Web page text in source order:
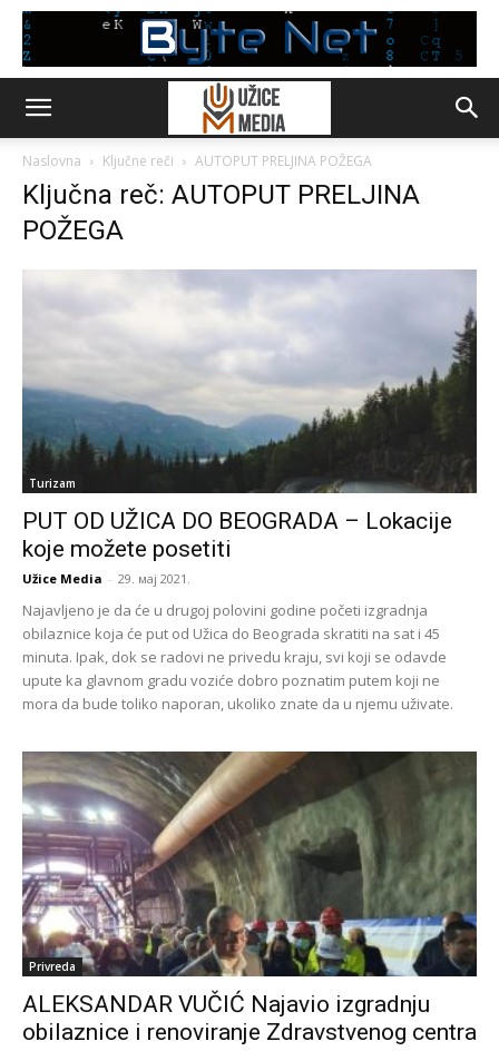
Naslovna Ključne reči AUTOPUT PRELJINA POŽEGA
Ključna reč: AUTOPUT PRELJINA
POŽEGA
Turizam
PUT OD UŽICA DO BEOGRADA – Lokacije
koje možete posetiti
Užice Media - 29. мај 2021.
Najavljeno je da će u drugoj polovini godine početi izgradnja
obilaznice koja će put od Užica do Beograda skratiti na sat i 45
minuta. Ipak, dok se radovi ne privedu kraju, svi koji se odavde
upute ka glavnom gradu voziće dobro poznatim putem koji ne
mora da bude toliko naporan, ukoliko znate da u njemu uživate.
Privreda
ALEKSANDAR VUČIĆ Najavio izgradnju
obilaznice i renoviranje Zdravstvenog centra